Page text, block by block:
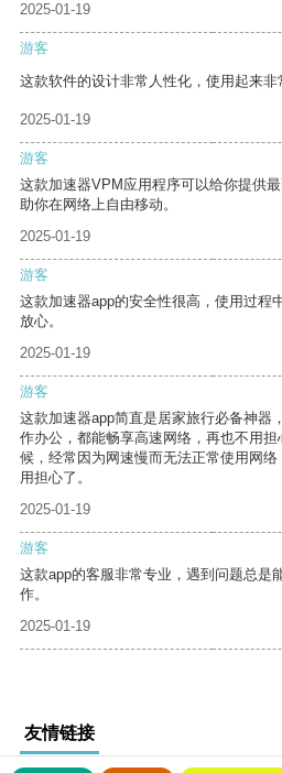
2025-01-19
游客
这款软件的设计非常人性化，使用起来非
2025-01-19
游客
这款加速器VPM应用程序可以给你提供
助你在网络上自由移动。
2025-01-19
游客
这款加速器app的安全性很高，使用过程
放心。
2025-01-19
游客
这款加速器app简直是居家旅行必备神器
作办公，都能畅享高速网络，再也不用
候，经常因为网速慢而无法正常使用网
用担心了。
2025-01-19
游客
这款app的客服非常专业，遇到问题总是
作。
2025-01-19
友情链接